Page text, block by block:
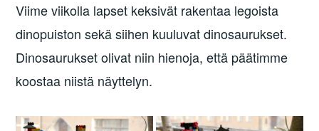
Viime viikolla lapset keksivät rakentaa legoista
dinopuiston sekä siihen kuuluvat dinosaurukset.
Dinosaurukset olivat niin hienoja, että päätimme
koostaa niistä näyttelyn.